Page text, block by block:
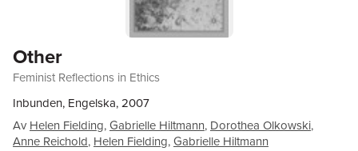
Other
Feminist Reflections in Ethics
Inbunden, Engelska, 2007
Av Helen Fielding,Gabrielle Hiltmann, Dorothea Olkowski,
Anne Reichold, Helen Fielding,Gabrielle Hiltmann